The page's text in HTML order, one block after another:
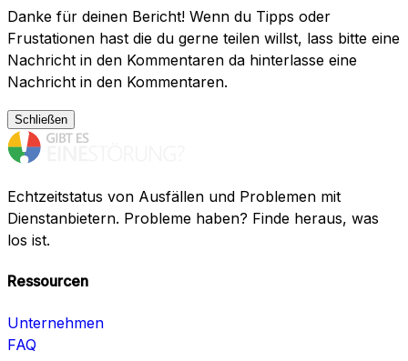
Danke für deinen Bericht! Wenn du Tipps oder
Frustationen hast die du gerne teilen willst, lass bitte eine
Nachricht in den Kommentaren da hinterlasse eine
Nachricht in den Kommentaren.
Schließen
Echtzeitstatus von Ausfällen und Problemen mit
Dienstanbietern. Probleme haben? Finde heraus, was
los ist.
Ressourcen
Unternehmen
FAQ